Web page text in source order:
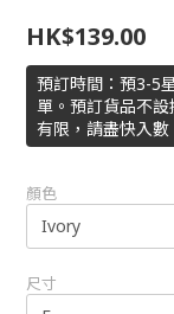
HK$139.00
預訂時間：預3-5
單。預訂貨品不
有限，請盡快入數
顏色
尺寸